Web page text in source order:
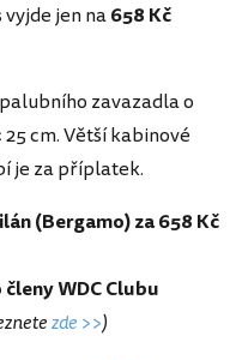
jen na658 Kč
zavazadla o
cm. Větší kabinové
je za příplatek.
(Bergamo) za 658 Kč
členy WDC Clubu
zde >>)